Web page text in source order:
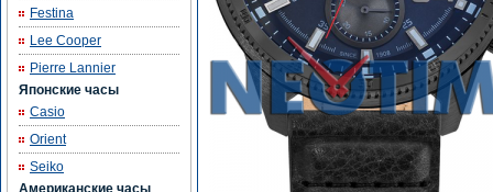
Festina
Lee Cooper
Pierre Lannier
Японские часы
Casio
Orient
Seiko
Американские часы